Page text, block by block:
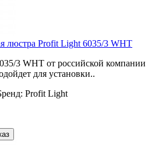
люстра Profit Light 6035/3 WHT
3 WHT от российской компании
для установки..
Profit Light